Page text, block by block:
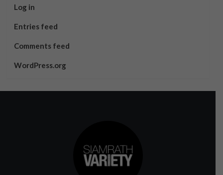
Log in
Entries feed
Comments feed
WordPress.org